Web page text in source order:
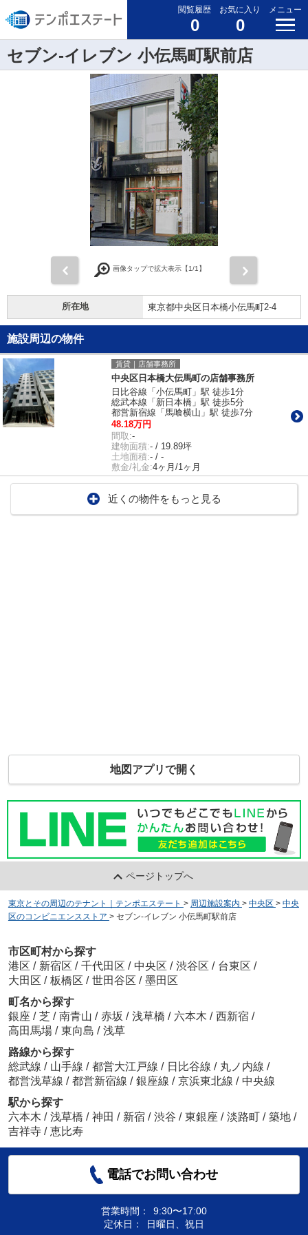
閲覧履歴
0
お気に入り
0
メニュー
セブン-イレブン 小伝馬町駅前店
画像タップで拡大表示【1/1】
所在地 東京都中央区日本橋小伝馬町2-4
施設周辺の物件
賃貸｜店舗事務所
中央区日本橋大伝馬町の店舗事務所
日比谷線「小伝馬町」駅 徒歩1分
総武本線「新日本橋」駅 徒歩5分
都営新宿線「馬喰横山」駅 徒歩7分
48.18万円
間取:-
建物面積:- / 19.89坪
土地面積:- / -
敷金/礼金:4ヶ月/1ヶ月
近くの物件をもっと見る
地図アプリで開く
ページトップへ
東京とその周辺のテナント｜テンポエステート > 周辺施設案内 > 中央区 > 中央
区のコンビニエンスストア > セブン-イレブン 小伝馬町駅前店
市区町村から探す
港区 / 新宿区 / 千代田区 / 中央区 / 渋谷区 / 台東区 /
大田区 / 板橋区 / 世田谷区 / 墨田区
町名から探す
銀座 / 芝 / 南青山 / 赤坂 / 浅草橋 / 六本木 / 西新宿 /
高田馬場 / 東向島 / 浅草
路線から探す
総武線 / 山手線 / 都営大江戸線 / 日比谷線 / 丸ノ内線 /
都営浅草線 / 都営新宿線 / 銀座線 / 京浜東北線 / 中央線
駅から探す
六本木 / 浅草橋 / 神田 / 新宿 / 渋谷 / 東銀座 / 淡路町 / 築地 /
吉祥寺 / 恵比寿
電話でお問い合わせ
営業時間：
9:30〜17:00
定休日：
日曜日、祝日